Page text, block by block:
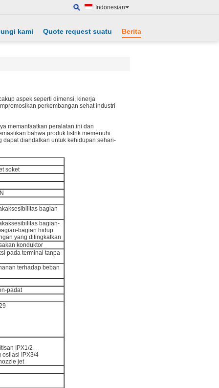
Indonesian
kami Quote request suatu Berita
aspek seperti dimensi, kinerja
perkembangan sehat industri
memanfaatkan peralatan ini dan
bahwa produk listrik memenuhi
dapat diandalkan untuk kehidupan sehari-
soket
bagian
bagian-
bagian hidup
yang ditingkatkan
konduktor
pada terminal tanpa
terhadap beban
padat
IPX1/2
osilasi IPX3/4
jet